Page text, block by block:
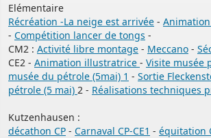
Elémentaire
Récréation -La neige est arrivée -
- Compétition lancer de tongs -
CM2 : Activité libre montage - Meccano -
CE2 - Animation illustratrice - Visite musée
musée du pétrole (5mai) 1 - Sortie
pétrole (5 mai) 2 - Réalisations techniques
Kutzenhausen :
décathon CP - Carnaval CP-CE1 - équitation